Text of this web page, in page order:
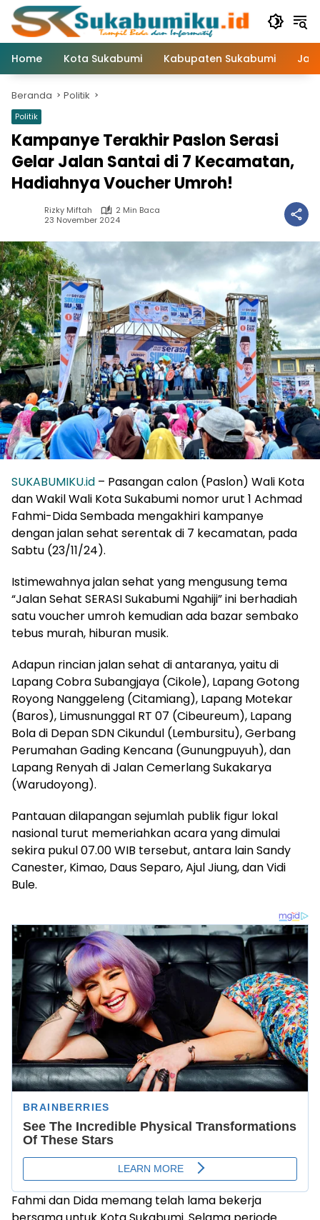
Langsung
konten
Home
Kota Sukabumi Kabupaten Sukabumi
Beranda Politik
Politik
Kampanye Terakhir Paslon Serasi
Gelar Jalan Santai di 7 Kecamatan,
Hadiahnya Voucher Umroh!
Rizky Miftah
2 Min Baca
23 November 2024
SUKABUMIKU.id – Pasangan calon (Paslon) Wali Kota
dan Wakil Wali Kota Sukabumi nomor urut 1 Achmad
Fahmi-Dida Sembada mengakhiri kampanye
dengan jalan sehat serentak di 7 kecamatan, pada
Sabtu (23/11/24).
Istimewahnya jalan sehat yang mengusung tema
“Jalan Sehat SERASI Sukabumi Ngahiji” ini berhadiah
satu voucher umroh kemudian ada bazar sembako
tebus murah, hiburan musik.
Adapun rincian jalan sehat di antaranya, yaitu di
Lapang Cobra Subangjaya (Cikole), Lapang Gotong
Royong Nanggeleng (Citamiang), Lapang Motekar
(Baros), Limusnunggal RT 07 (Cibeureum), Lapang
Bola di Depan SDN Cikundul (Lembursitu), Gerbang
Perumahan Gading Kencana (Gunungpuyuh), dan
Lapang Renyah di Jalan Cemerlang Sukakarya
(Warudoyong).
Pantauan dilapangan sejumlah publik figur lokal
nasional turut memeriahkan acara yang dimulai
sekira pukul 07.00 WIB tersebut, antara lain Sandy
Canester, Kimao, Daus Separo, Ajul Jiung, dan Vidi
Bule.
Fahmi dan Dida memang telah lama bekerja